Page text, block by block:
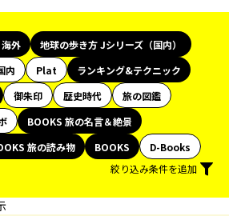
外
地球の歩き方 Jシリーズ（国内）
内 Plat
ランキング&テクニック
御朱印 歴史時代
旅の図鑑
BOOKS 旅の名言＆絶景
旅の読み物 BOOKS
D-Books
絞り込み条件を追加